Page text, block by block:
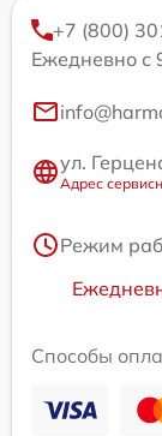
+7 (800)
Ежедневно с
ул.
Адрес
Режим
Способы